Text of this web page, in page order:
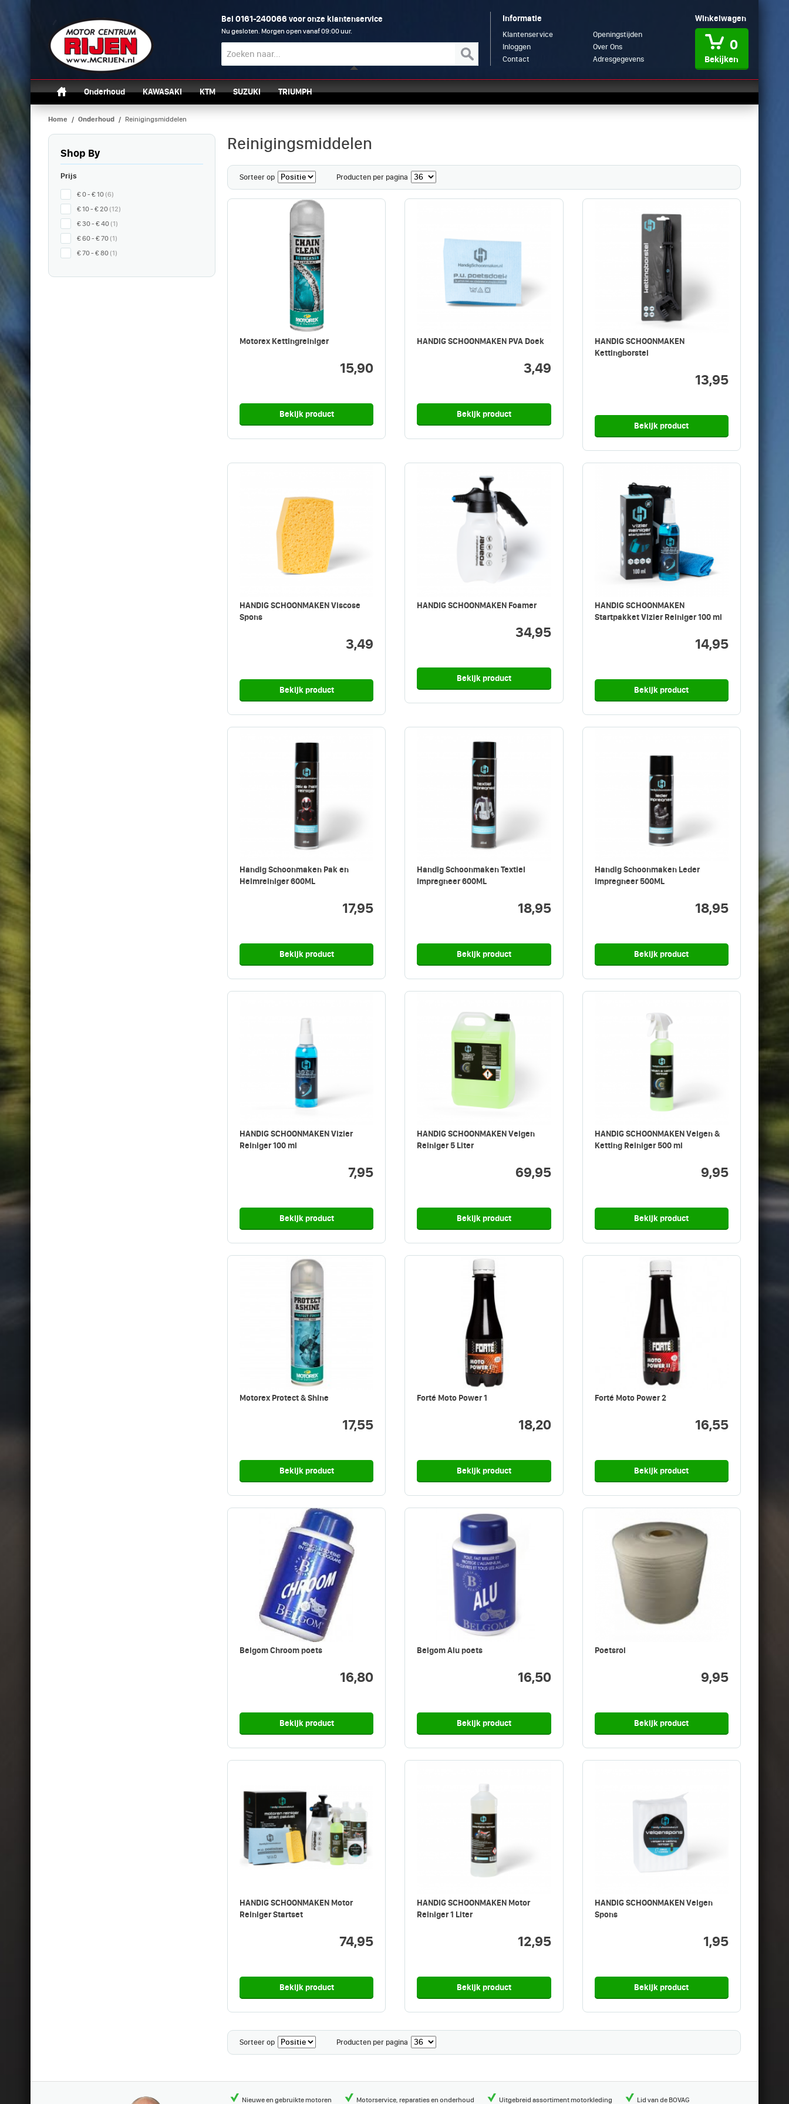
Bel 0161-240066 voor onze klantenservice
Nu gesloten. Morgen open vanaf 09:00 uur.
Informatie
Klantenservice
Inloggen
Contact
Openingstijden
Over Ons
Adresgegevens
Winkelwagen
0
Bekijken
Onderhoud KAWASAKI KTM SUZUKI TRIUMPH
Home / Onderhoud / Reinigingsmiddelen
Shop By
Prijs
€ 0 - € 10 (6)
€ 10 - € 20 (12)
€ 30 - € 40 (1)
€ 60 - € 70 (1)
€ 70 - € 80 (1)
Reinigingsmiddelen
Sorteer op Producten per pagina
Motorex Kettingreiniger
15,90
Bekijk product
HANDIG SCHOONMAKEN PVA Doek
3,49
Bekijk product
HANDIG SCHOONMAKEN
Kettingborstel
13,95
Bekijk product
HANDIG SCHOONMAKEN Viscose
Spons
3,49
Bekijk product
HANDIG SCHOONMAKEN Foamer
34,95
Bekijk product
HANDIG SCHOONMAKEN
Startpakket Vizier Reiniger 100 ml
14,95
Bekijk product
Handig Schoonmaken Pak en
Helmreiniger 600ML
17,95
Bekijk product
Handig Schoonmaken Textiel
Impregneer 600ML
18,95
Bekijk product
Handig Schoonmaken Leder
Impregneer 500ML
18,95
Bekijk product
HANDIG SCHOONMAKEN Vizier
Reiniger 100 ml
7,95
Bekijk product
HANDIG SCHOONMAKEN Velgen
Reiniger 5 Liter
69,95
Bekijk product
HANDIG SCHOONMAKEN Velgen &
Ketting Reiniger 500 ml
9,95
Bekijk product
Motorex Protect & Shine
17,55
Bekijk product
Forté Moto Power 1
18,20
Bekijk product
Forté Moto Power 2
16,55
Bekijk product
Belgom Chroom poets
16,80
Bekijk product
Belgom Alu poets
16,50
Bekijk product
Poetsrol
9,95
Bekijk product
HANDIG SCHOONMAKEN Motor
Reiniger Startset
74,95
Bekijk product
HANDIG SCHOONMAKEN Motor
Reiniger 1 Liter
12,95
Bekijk product
HANDIG SCHOONMAKEN Velgen
Spons
1,95
Bekijk product
Sorteer op Producten per pagina
Nieuwe en gebruikte motoren Motorservice, reparaties en onderhoud Uitgebreid assortiment motorkleding Lid van de BOVAG